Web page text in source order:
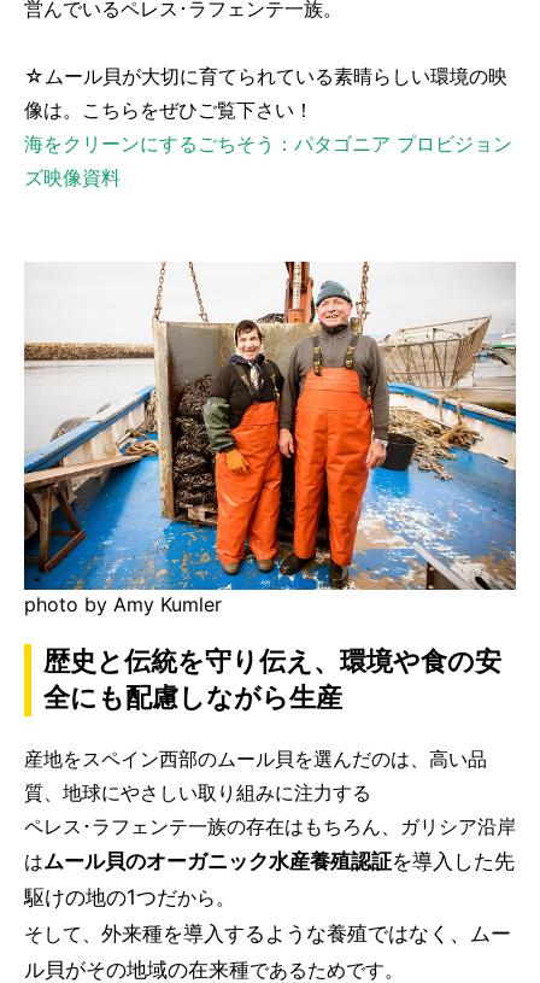
営んでいるペレス･ラフェンテ一族。
☆ムール貝が大切に育てられている素晴らしい環境の映
像は。こちらをぜひご覧下さい！
海をクリーンにするごちそう：パタゴニア プロビジョン
ズ映像資料
photo by Amy Kumler
歴史と伝統を守り伝え、環境や食の安
全にも配慮しながら生産
産地をスペイン西部のムール貝を選んだのは、高い品
質、地球にやさしい取り組みに注力する
ペレス･ラフェンテ一族の存在はもちろん、ガリシア沿岸
はムール貝のオーガニック水産養殖認証を導入した先
駆けの地の1つだから。
そして、 外来種を導入するような養殖ではなく、ムー
ル貝がその地域の在来種であるためです。